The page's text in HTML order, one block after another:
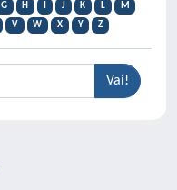
G H J K L
M
V W X Y Z